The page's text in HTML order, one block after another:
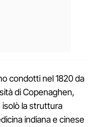
condotti nel 1820 da
di Copenaghen,
la struttura
indiana e cinese